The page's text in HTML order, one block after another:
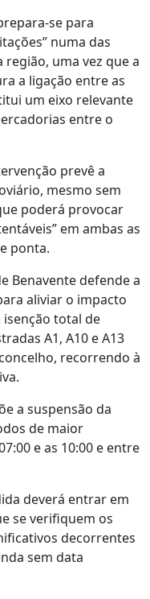
se para
numa das
uma vez que a
a ligação entre as
um eixo relevante
entre o
prevê a
mesmo sem
poderá provocar
em ambas as
ponta.
Benavente defende a
aliviar o impacto
total de
A1, A10 e A13
recorrendo à
a suspensão da
de maior
e as 10:00 e entre
deverá entrar em
se verifiquem os
decorrentes
sem data